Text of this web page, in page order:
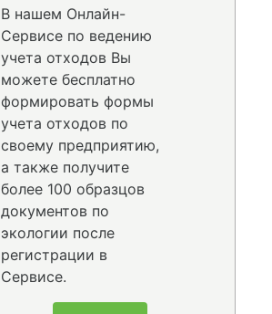
В нашем Онлайн-
Сервисе по ведению
учета отходов Вы
можете бесплатно
формировать формы
учета отходов по
своему предприятию,
а также получите
более 100 образцов
документов по
экологии после
регистрации в
Сервисе.